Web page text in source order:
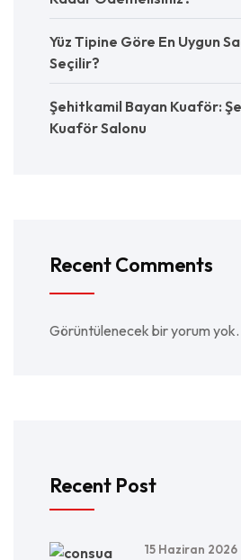
Yüz Tipine Göre En Uygun
Seçilir?
Şehitkamil Bayan Kuaför:
Kuaför Salonu
Recent Comments
Görüntülenecek bir yorum yok.
Recent Post
15 Haziran 2026